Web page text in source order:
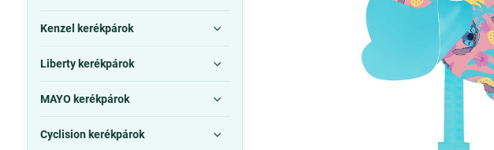
Kenzel kerékpárok
Liberty kerékpárok
MAYO kerékpárok
Cyclision kerékpárok